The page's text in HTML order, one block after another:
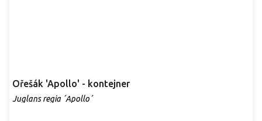
Ořešák 'Apollo' - kontejner
Juglans regia ´Apollo´